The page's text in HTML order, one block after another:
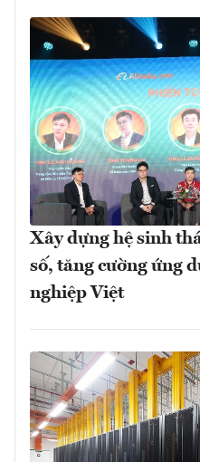
Xây dựng hệ sinh
số, tăng cường ứng
nghiệp Việt